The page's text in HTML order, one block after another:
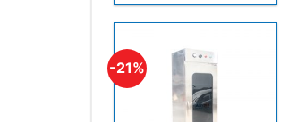
-21%